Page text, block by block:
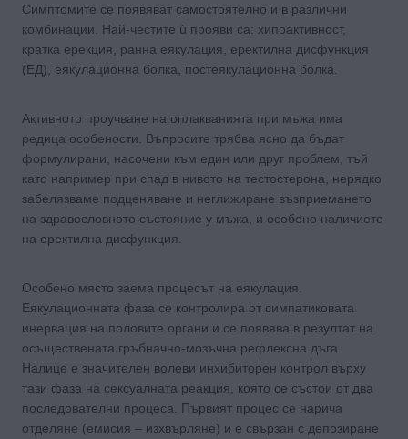
Симптомите се появяват самостоятелно и в различни
комбинации. Най-честите ù прояви са: хипоактивност,
кратка ерекция, ранна еякулация, еректилна дисфункция
(ЕД), еякулационна болка, постеякулационна болка.
Активното проучване на оплакванията при мъжа има
редица особености. Въпросите трябва ясно да бъдат
формулирани, насочени към един или друг проблем, тъй
като например при спад в нивото на тестостерона, нерядко
забелязваме подценяване и неглижиране възприемането
на здравословното състояние у мъжа, и особено наличието
на еректилна дисфункция.
Особено място заема процесът на еякулация.
Еякулационната фаза се контролира от симпатиковата
инервация на половите органи и се появява в резултат на
осъществената гръбначно-мозъчна рефлексна дъга.
Налице е значителен волеви инхибиторен контрол върху
тази фаза на сексуалната реакция, която се състои от два
последователни процеса. Първият процес се нарича
отделяне (емисия – изхвърляне) и е свързан с депозиране